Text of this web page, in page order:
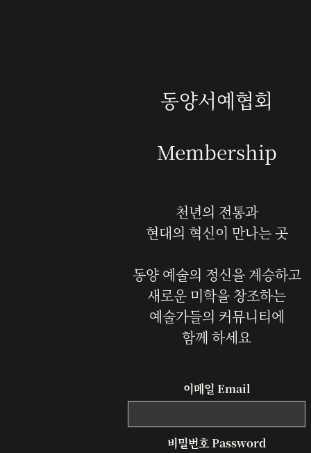
동양서예협회‍
Membership
천년의 전통과
현대의 혁신이 만나는 곳
동양 예술의 정신을 계승하고
새로운 미학을 창조하는
예술가들의 커뮤니티에
함께 하세요
이메일 Email
비밀번호 Password